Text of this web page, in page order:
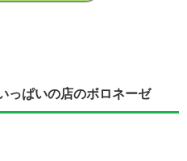
ぱいの店のボロネーゼ